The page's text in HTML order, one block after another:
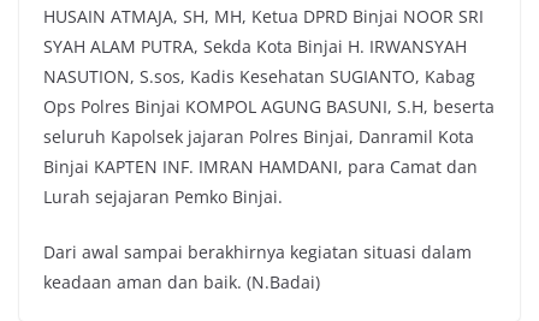
HUSAIN ATMAJA, SH, MH, Ketua DPRD Binjai NOOR SRI
SYAH ALAM PUTRA, Sekda Kota Binjai H. IRWANSYAH
NASUTION, S.sos, Kadis Kesehatan SUGIANTO, Kabag
Ops Polres Binjai KOMPOL AGUNG BASUNI, S.H, beserta
seluruh Kapolsek jajaran Polres Binjai, Danramil Kota
Binjai KAPTEN INF. IMRAN HAMDANI, para Camat dan
Lurah sejajaran Pemko Binjai.
Dari awal sampai berakhirnya kegiatan situasi dalam
keadaan aman dan baik. (N.Badai)